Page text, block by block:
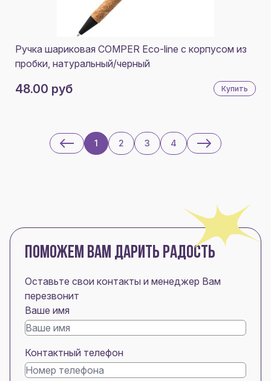
Ручка шариковая COMPER Eco-line с корпусом из
пробки, натуральный/черный
48.00 руб Купить
1 2 3 4
ПОМОЖЕМ ВАМ ДАРИТЬ РАДОСТЬ
Оставьте свои контакты и менеджер Вам
перезвонит
Ваше имя
Контактный телефон